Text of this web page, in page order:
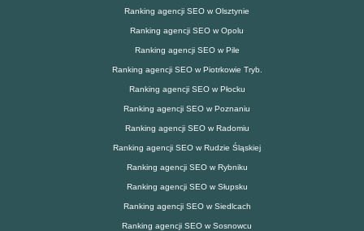
Ranking agencji SEO w Olsztynie
Ranking agencji SEO w Opolu
Ranking agencji SEO w Pile
Ranking agencji SEO w Piotrkowie Tryb.
Ranking agencji SEO w Płocku
Ranking agencji SEO w Poznaniu
Ranking agencji SEO w Radomiu
Ranking agencji SEO w Rudzie Śląskiej
Ranking agencji SEO w Rybniku
Ranking agencji SEO w Słupsku
Ranking agencji SEO w Siedlcach
Ranking agencji SEO w Sosnowcu